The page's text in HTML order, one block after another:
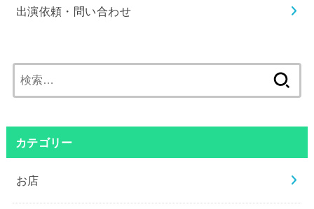
出演依頼・問い合わせ
索:
カテゴリー
お店